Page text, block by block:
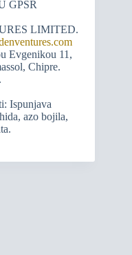
GPSR
LIMITED.
Evgenikou 11,
Chipre.
Ispunjava
azo bojila,